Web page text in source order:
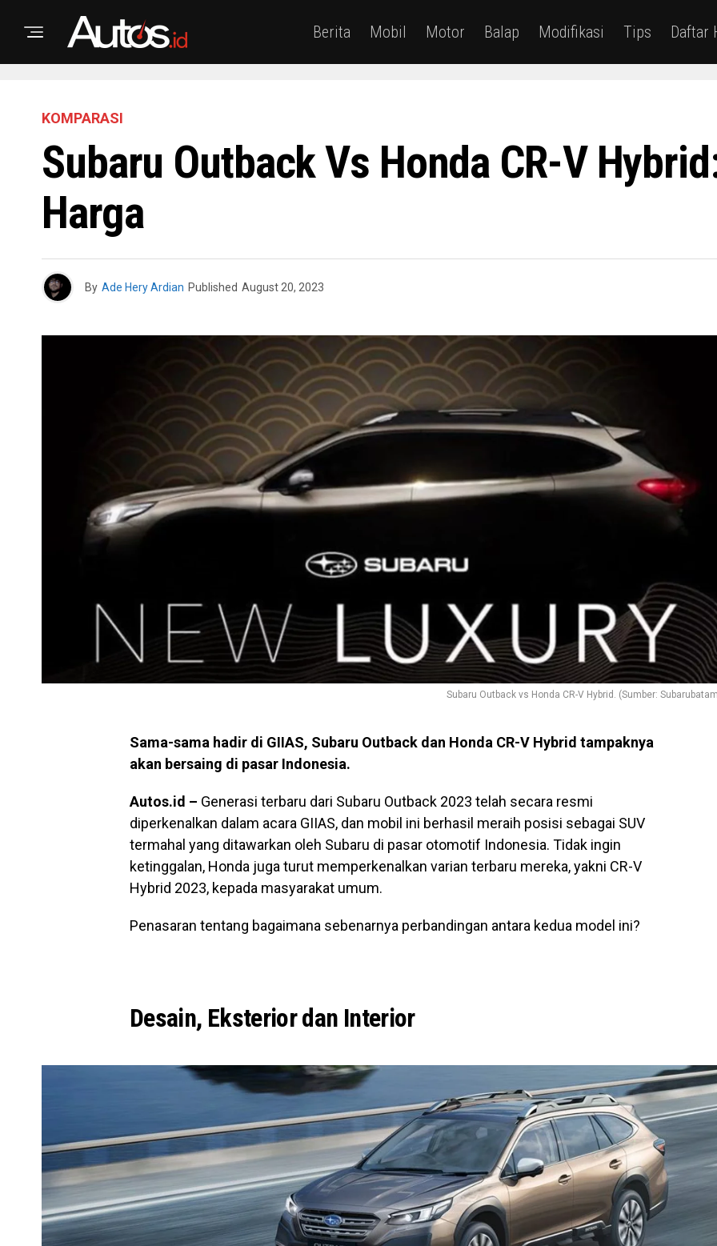
Berita Mobil Motor Balap Modifikasi Tips Daftar
KOMPARASI
Subaru Outback Vs Honda CR-V
Harga
By Ade Hery Ardian Published August 20, 2023
Subaru Outback vs Honda CR-V Hybrid. (Sumber:
Sama-sama hadir di GIIAS, Subaru Outback dan Honda CR-V Hybrid tampaknya
akan bersaing di pasar Indonesia.
Autos.id – Generasi terbaru dari Subaru Outback 2023 telah secara resmi
diperkenalkan dalam acara GIIAS, dan mobil ini berhasil meraih posisi sebagai SUV
termahal yang ditawarkan oleh Subaru di pasar otomotif Indonesia. Tidak ingin
ketinggalan, Honda juga turut memperkenalkan varian terbaru mereka, yakni CR-V
Hybrid 2023, kepada masyarakat umum.
Penasaran tentang bagaimana sebenarnya perbandingan antara kedua model ini?
Desain, Eksterior dan Interior